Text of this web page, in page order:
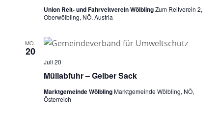
Union Reit- und Fahrveitverein WölblingZum Reitverein 2,
Oberwölbling, NÖ, Austria
MO.
20
Müllabfuhr – Gelber Sack
Juli 20
Marktgemeinde WölblingMarktgemeinde Wölbling, NÖ,
Österreich